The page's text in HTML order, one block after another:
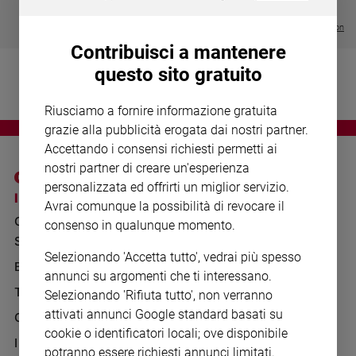
Devozione
fede
giorno
Santo
del
Società
e
valori
Visualizza tutte le collection
I SITI SAN PAOLO
GRUPPO EDITORIALE
SAN PAOLO
BENESSERE
TELENOVA
GAZZETTA D'ALBA
IL GIORNALINO
NOTE LEGALI
PRIVACY POLICY
WHISTLEBLOWING
SOCIAL
Contribuisci a mantenere
questo sito gratuito
Riusciamo a fornire informazione gratuita
grazie alla pubblicità erogata dai nostri partner.
Accettando i consensi richiesti permetti ai
nostri partner di creare un'esperienza
personalizzata ed offrirti un miglior servizio.
Avrai comunque la possibilità di revocare il
consenso in qualunque momento.
Selezionando 'Accetta tutto', vedrai più spesso
annunci su argomenti che ti interessano.
Selezionando 'Rifiuta tutto', non verranno
attivati annunci Google standard basati su
cookie o identificatori locali; ove disponibile
potranno essere richiesti annunci limitati.